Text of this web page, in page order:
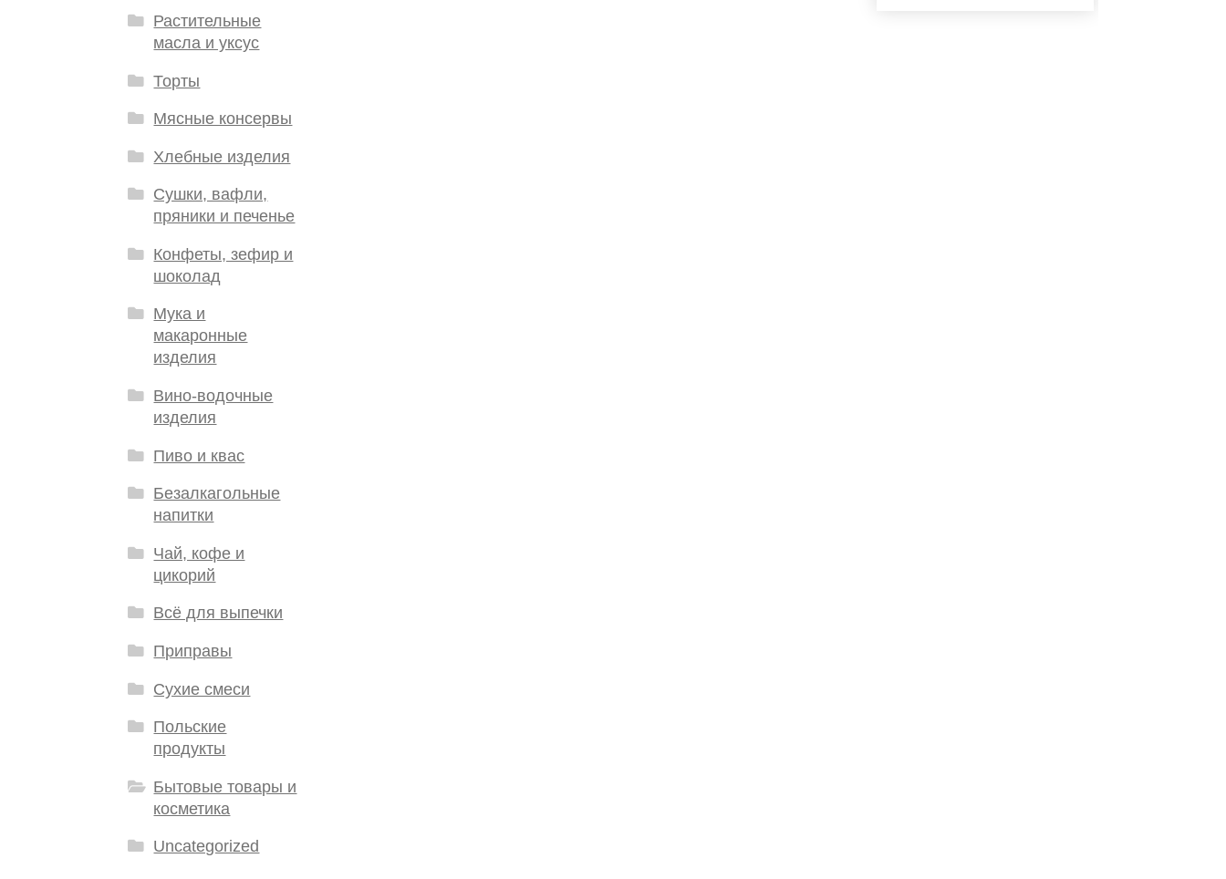
Растительные
масла и уксус
Торты
Мясные консервы
Хлебные изделия
Сушки, вафли,
пряники и печенье
Конфеты, зефир и
шоколад
Мука и
макаронные
изделия
Вино-водочные
изделия
Пиво и квас
Безалкагольные
напитки
Чай, кофе и
цикорий
Всё для выпечки
Приправы
Сухие смеси
Польские
продукты
Бытовые товары и
косметика
Uncategorized